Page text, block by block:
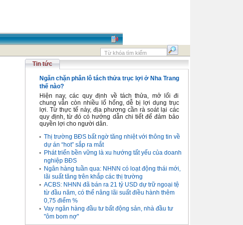
Tin tức
Ngăn chặn phân lô tách thửa trục lợi ở Nha Trang
thế nào?
Hiện nay, các quy định về tách thửa, mở lối đi
chung vẫn còn nhiều lổ hổng, dễ bị lợi dụng trục
lợi. Từ thực tế này, địa phương cần rà soát lại các
quy định, từ đó có hướng dẫn chi tiết để đảm bảo
quyền lợi cho người dân.
Thị trường BĐS bất ngờ tăng nhiệt với thông tin về
dự án “hot” sắp ra mắt
Phát triển bền vững là xu hướng tất yếu của doanh
nghiệp BĐS
Ngân hàng tuần qua: NHNN có loạt động thái mới,
lãi suất tăng trên khắp các thị trường
ACBS: NHNN đã bán ra 21 tỷ USD dự trữ ngoại tệ
từ đầu năm, có thể nâng lãi suất điều hành thêm
0,75 điểm %
Vay ngân hàng đầu tư bất động sản, nhà đầu tư
"ôm bom nợ"